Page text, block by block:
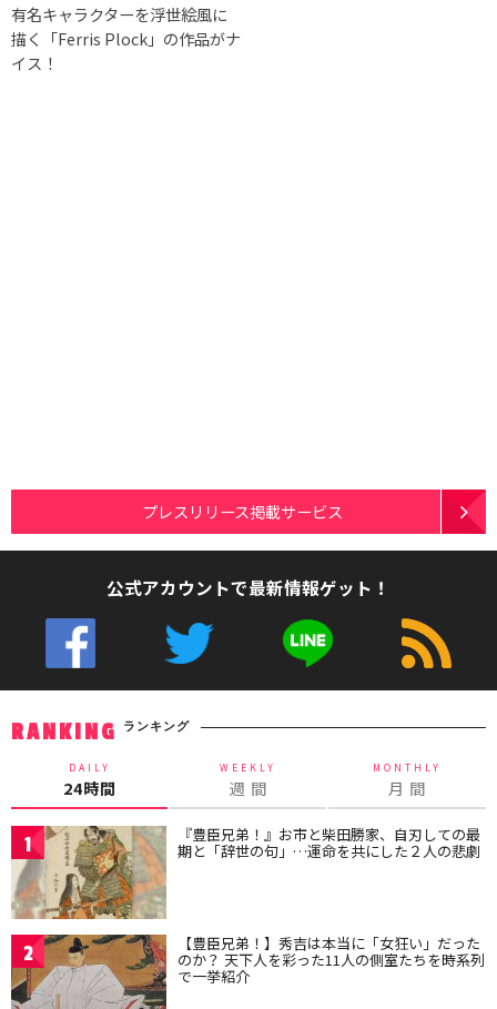
有名キャラクターを浮世絵風に
描く「Ferris Plock」の作品がナ
イス！
プレスリリース掲載サービス
公式アカウントで最新情報ゲット！
RANKING ランキング
DAILY
24時間
WEEKLY
週 間
MONTHLY
月 間
1 『豊臣兄弟！』お市と柴田勝家、自刃しての最
期と「辞世の句」…運命を共にした２人の悲劇
2 【豊臣兄弟！】秀吉は本当に「女狂い」だった
のか？ 天下人を彩った11人の側室たちを時系列
で一挙紹介